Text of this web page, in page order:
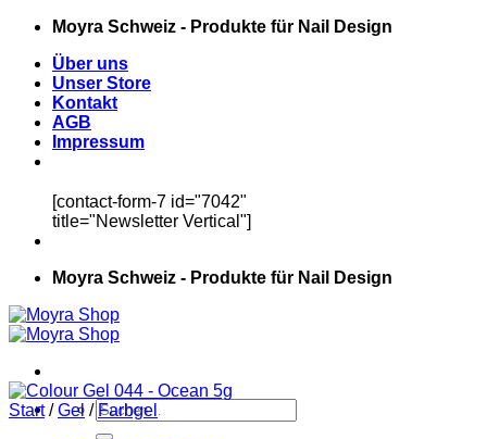
Zum
springen
Moyra Schweiz - Produkte für Nail Design
Über uns
Unser Store
Kontakt
AGB
Impressum
[contact-form-7 id="7042"
title="Newsletter Vertical"]
Moyra Schweiz - Produkte für Nail Design
Suchen
nach:
Start / Gel / Farbgel